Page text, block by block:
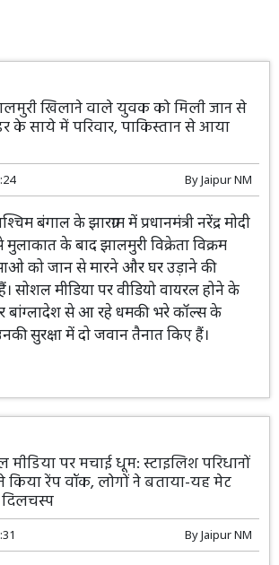
खिलाने वाले युवक को मिली जान से
के साये में परिवार, पाकिस्तान से आया
ByJaipur NM
बंगाल के झारग्राम में प्रधानमंत्री नरेंद्र मोदी
मुलाकात के बाद झालमुरी विक्रेता विक्रम
को जान से मारने और घर उड़ाने की
सोशल मीडिया पर वीडियो वायरल होने के
बांग्लादेश से आ रहे धमकी भरे कॉल्स के
सुरक्षा में दो जवान तैनात किए हैं।
मीडिया पर मचाई धूम: स्टाइलिश परिधानों
किया रेंप वॉक, लोगों ने बताया-यह मेट
दिलचस्प
ByJaipur NM